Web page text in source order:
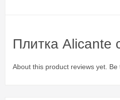
Плитка Alicante
About this product reviews yet. Be